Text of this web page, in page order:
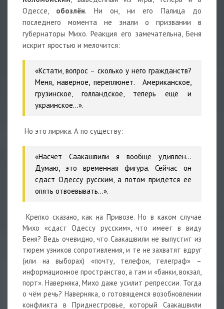
Одессе, обозлён. Ни он, ни его Палица до
последнего момента не знали о призвании в
губернаторы Михо. Реакция его замечательна, Беня
искрит яростью и мелочится:
«Кстати, вопрос – сколько у него гражданств?
Меня, наверное, переплюнет. Американское,
грузинское, голландское, теперь еще и
украинское…».
Но это лирика. А по существу:
«Насчет Саакашвили я вообще удивлен...
Думаю, это временная фигура. Сейчас он
сдаст Одессу русским, а потом придется её
опять отвоевывать…».
Крепко сказано, как на Привозе. Но в каком случае
Михо «сдаст Одессу русским», что имеет в виду
Беня? Ведь очевидно, что Саакашвили не выпустит из
тюрем узников сопротивления, и те не захватят вдруг
(или на выборах) «почту, телефон, телеграф» –
информационное пространство, а там и «банки, вокзал,
порт». Наверняка, Михо даже усилит репрессии. Тогда
о чём речь? Наверняка, о готовящемся возобновлении
конфликта в Приднестровье, который Саакашвили